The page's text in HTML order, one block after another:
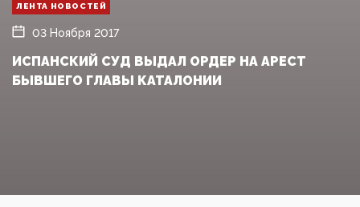
ЛЕНТА НОВОСТЕЙ
03 Ноября 2017
ИСПАНСКИЙ СУД ВЫДАЛ ОРДЕР НА АРЕСТ
БЫВШЕГО ГЛАВЫ КАТАЛОНИИ